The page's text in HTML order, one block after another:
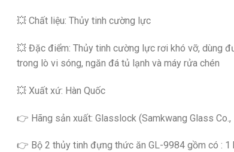
💥 Chất liệu: Thủy tinh cường lực
💥 Đặc điểm: Thủy tinh cường lực rơi khó vỡ, dùng
trong lò vi sóng, ngăn đá tủ lạnh và máy rửa chén
💥 Xuất xứ: Hàn Quốc
👉 Hãng sản xuất: Glasslock (Samkwang Glass Co.,
👉 Bộ 2 thủy tinh đựng thức ăn GL-9984 gồm có : 1